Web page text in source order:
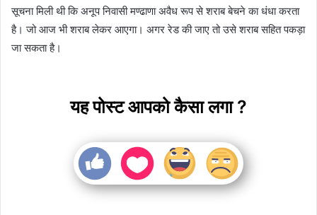
सूचना मिली थी कि अनूप निवासी मण्ढाणा अवैध रूप से शराब बेचने का धंधा करता
है। जो आज भी शराब लेकर आएगा। अगर रेड की जाए तो उसे शराब सहित पकड़ा
जा सकता है।
यह पोस्ट आपको कैसा लगा ?